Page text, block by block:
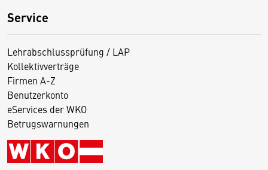
Service
Lehrabschlussprüfung / LAP
Kollektivverträge
Firmen A-Z
Benutzerkonto
eServices der WKO
Betrugswarnungen